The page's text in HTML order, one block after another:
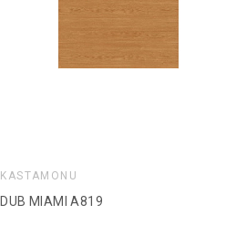
KASTAMONU
DUB MIAMI A819